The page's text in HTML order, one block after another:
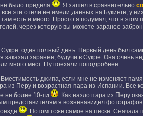
было предела
. Я зашёл в сравнительно
эти отели не имели данных на Букинге, у
есть и много. Просто я подумал, что в этом
через которую вы можете заранее
Сукре: один полный день. Первый день был
заранее, будучи в Сукре. Она очень
много мест. Ну поехали поподробнее.
джипа, если мне не изменяет
из Перу и возрастная пара из Испании. Все
не более 10-ти
. Как назло пара из Перу
я возненавидел
. Потом тоже самое на песке. Сначала